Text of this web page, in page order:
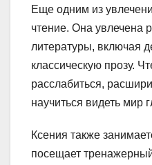
Еще одним из
чтение. Она увлечена
литературы, включая
классическую прозу.
расслабиться,
научиться видеть мир
Ксения также
посещает